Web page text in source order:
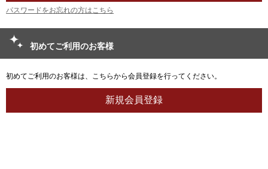
パスワードをお忘れの方はこちら
初めてご利用のお客様
初めてご利用のお客様は、こちらから会員登録を行ってください。